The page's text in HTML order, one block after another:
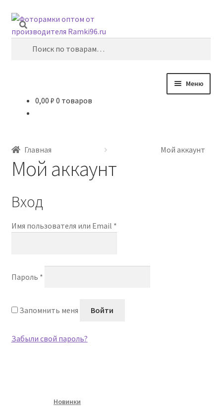
Перейти
к
Перейти
к
Поиск
Меню
15х21
Контакты
0,00 ₽ 0 товаров
Главная Мой аккаунт
Мой аккаунт
Вход
Имя пользователя или Email *Обязательно
Пароль *
Запомнить меня Войти
Забыли свой пароль?
Новинки